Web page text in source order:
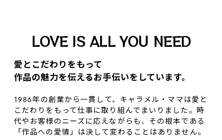
LOVE IS ALL YOU NEED
愛とこだわりをもって
作品の魅⼒を伝えるお⼿伝いをしています。
1986年の創業から一貫して、キャラメル・ママは愛と
こだわりをもって仕事に取り組んでまいりました。時
代やお客様のニーズに応えながらも、その根本である
「作品への愛情」は決して変わることはありません。